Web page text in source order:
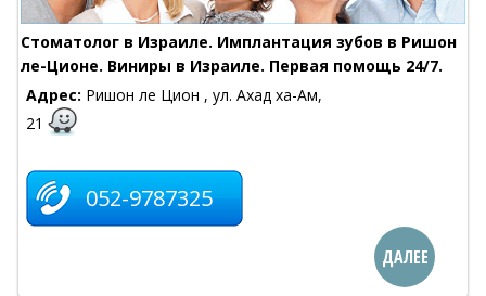
Стоматолог в Израиле. Имплантация зубов в Ришон
ле-Ционе. Виниры в Израиле. Первая помощь 24/7.
Адрес: Ришон ле Цион , ул. Ахад ха-Ам,
21
052-9787325
ДАЛЕЕ